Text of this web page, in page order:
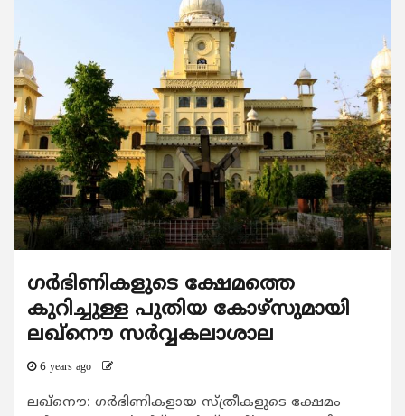
ഗർഭിണികളുടെ ക്ഷേമത്തെ
കുറിച്ചുള്ള പുതിയ കോഴ്സുമായി
ലഖ്നൌ സർവ്വകലാശാല
6 years ago
ലഖ്നൌ: ഗർഭിണികളായ സ്ത്രീകളുടെ ക്ഷേമം